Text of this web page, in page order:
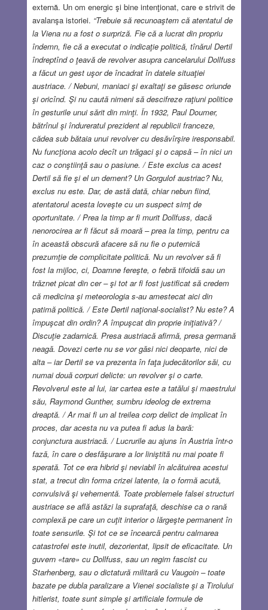
externă. Un om energic şi bine intenţionat, care e strivit de
avalanşa istoriei. “Trebuie să recunoaştem că atentatul de
la Viena nu a fost o surpriză. Fie că a lucrat din propriu
îndemn, fie că a executat o indicaţie politică, tînărul Dertil
îndreptînd o ţeavă de revolver asupra cancelarului Dollfuss
a făcut un gest uşor de încadrat în datele situaţiei
austriace. / Nebuni, maniaci şi exaltaţi se găsesc oriunde
şi oricînd. Şi nu caută nimeni să descifreze raţiuni politice
în gesturile unui sărit din minţi. În 1932, Paul Doumer,
bătrînul şi îndureratul prezident al republicii franceze,
cădea sub bătaia unui revolver cu desăvîrşire iresponsabil.
Nu funcţiona acolo decît un trăgaci şi o capsă – în nici un
caz o conştiinţă sau o pasiune. / Este exclus ca acest
Dertil să fie şi el un dement? Un Gorgulof austriac? Nu,
exclus nu este. Dar, de astă dată, chiar nebun fiind,
atentatorul acesta loveşte cu un suspect simţ de
oportunitate. / Prea la timp ar fi murit Dollfuss, dacă
nenorocirea ar fi făcut să moară – prea la timp, pentru ca
în această obscură afacere să nu fie o puternică
prezumţie de complicitate politică. Nu un revolver să fi
fost la mijloc, ci, Doamne fereşte, o febră tifoidă sau un
trăznet picat din cer – şi tot ar fi fost justificat să credem
că medicina şi meteorologia s-au amestecat aici din
patimă politică. / Este Dertil naţional-socialist? Nu este? A
împuşcat din ordin? A împuşcat din proprie iniţiativă? /
Discuţie zadarnică. Presa austriacă afirmă, presa germană
neagă. Dovezi certe nu se vor găsi nici deoparte, nici de
alta – iar Dertil se va prezenta în faţa judecătorilor săi, cu
numai două corpuri delicte: un revolver şi o carte.
Revolverul este al lui, iar cartea este a tatălui şi maestrului
său, Raymond Gunther, sumbru ideolog de extrema
dreaptă. / Ar mai fi un al treilea corp delict de implicat în
proces, dar acesta nu va putea fi adus la bară:
conjunctura austriacă. / Lucrurile au ajuns în Austria într-o
fază, în care o desfăşurare a lor liniştită nu mai poate fi
sperată. Tot ce era hibrid şi neviabil în alcătuirea acestui
stat, a trecut din forma crizei latente, la o formă acută,
convulsivă şi vehementă. Toate problemele falsei structuri
austriace se află astăzi la suprafaţă, deschise ca o rană
complexă pe care un cuţit interior o lărgeşte permanent în
toate sensurile. Şi tot ce se încearcă pentru calmarea
catastrofei este inutil, dezorientat, lipsit de eficacitate. Un
guvern «tare» cu Dollfuss, sau un regim fascist cu
Starhenberg, sau o dictatură militară cu Vaugoin – toate
bazate pe dubla paralizare a Vienei socialiste şi a Tirolului
hitlerist, toate sunt simple şi artificiale formule de